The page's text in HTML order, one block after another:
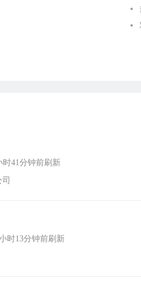
时41分钟前刷新
时13分钟前刷新